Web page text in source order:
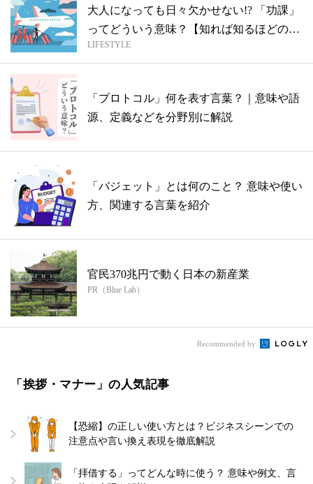
大人になっても日々欠かせない!? 「功課」
ってどういう意味？【知れば知るほどの
め...
LIFESTYLE
「プロトコル」何を表す言葉？｜意味や語
源、定義などを分野別に解説
「バジェット」とは何のこと？ 意味や使い
方、関連する言葉を紹介
官民370兆円で動く日本の新産業
PR（Blue Lab）
Recommended by
「挨拶・マナー」の人気記事
【恐縮】の正しい使い方とは？ビジネスシーンでの
注意点や言い換え表現を徹底解説
「拝借する」ってどんな時に使う？ 意味や例文、言